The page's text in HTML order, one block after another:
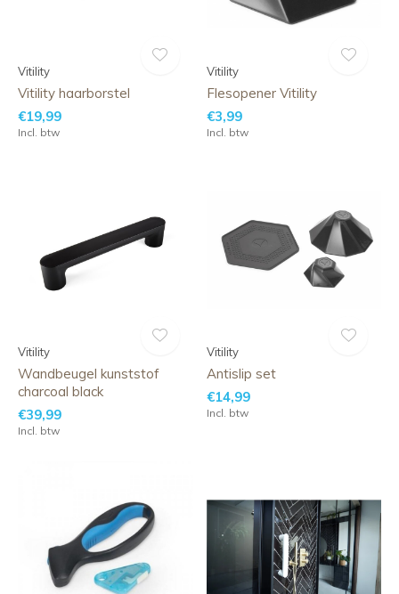
Vitility
Vitility haarborstel
€19,99
Incl. btw
Vitility
Flesopener Vitility
€3,99
Incl. btw
Vitility
Wandbeugel kunststof
charcoal black
€39,99
Incl. btw
Vitility
Antislip set
€14,99
Incl. btw